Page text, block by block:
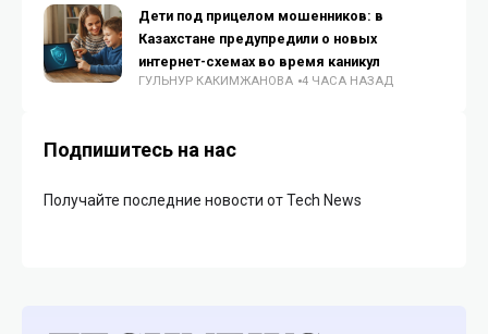
Дети под прицелом мошенников: в
Казахстане предупредили о новых
интернет-схемах во время каникул
ГУЛЬНУР КАКИМЖАНОВА 4 ЧАСА НАЗАД
Подпишитесь на нас
Получайте последние новости от Tech News